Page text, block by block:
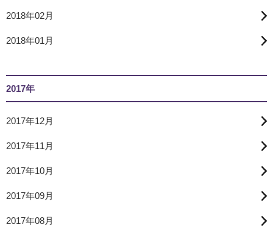
2018年02月
2018年01月
2017年
2017年12月
2017年11月
2017年10月
2017年09月
2017年08月